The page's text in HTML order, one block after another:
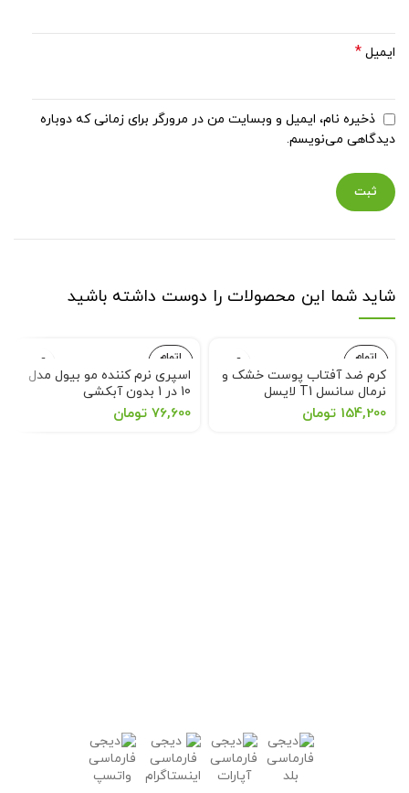
ایمیل *
ذخیره نام، ایمیل و وبسایت من در مرورگر برای زمانی که دوباره
دیدگاهی می‌نویسم.
شاید شما این محصولات را دوست داشته باشید
اتمام
موجودی
کرم ضد آفتاب پوست خشک و
نرمال سانسل T1 لایسل
154,200 تومان
اتمام
موجودی
اسپری نرم کننده مو بیول مدل
10 در 1 بدون آبکشی
76,600 تومان